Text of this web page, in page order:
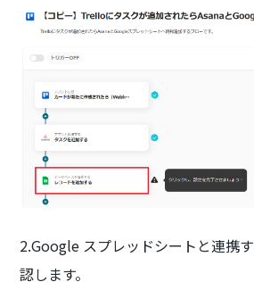
2.Google スプレッドシートと連携
認します。